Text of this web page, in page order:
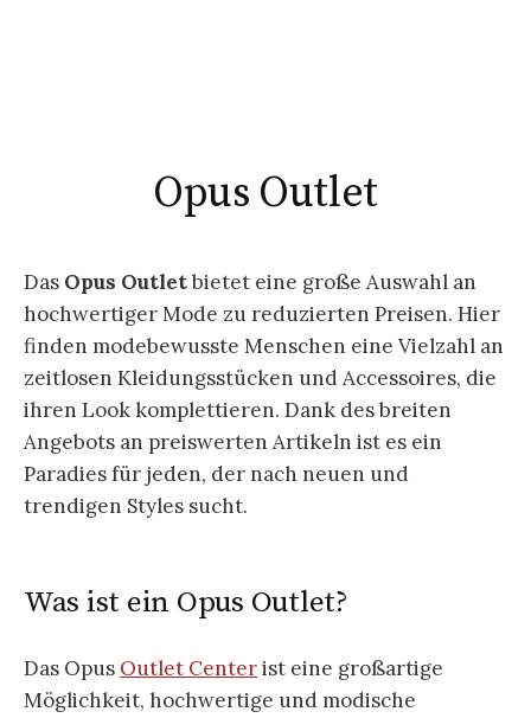
Opus Outlet
Das Opus Outletbietet eine große Auswahl an
hochwertiger Mode zu reduzierten Preisen. Hier
finden modebewusste Menschen eine Vielzahl an
zeitlosen Kleidungsstücken und Accessoires, die
ihren Look komplettieren. Dank des breiten
Angebots an preiswerten Artikeln ist es ein
Paradies für jeden, der nach neuen und
trendigen Styles sucht.
Was ist ein Opus Outlet?
Das Opus Outlet Centerist eine großartige
Möglichkeit, hochwertige und modische